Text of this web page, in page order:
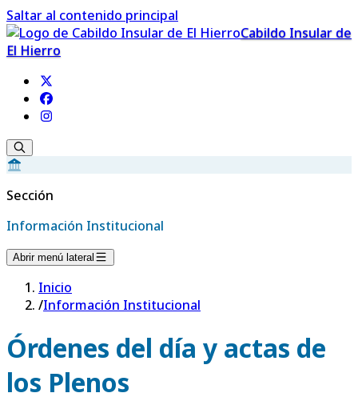
Saltar al contenido principal
Cabildo Insular de
El Hierro
Sección
Información Institucional
Abrir menú lateral
Inicio
/Información Institucional
Órdenes del día y actas de
los Plenos